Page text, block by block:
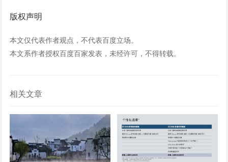
版权声明
本文仅代表作者观点，不代表百度立场。
本文系作者授权百度百家发表，未经许可，不得转载。
相关文章